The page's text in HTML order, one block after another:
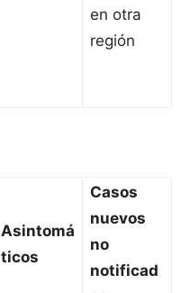
en otra
región
Asintomá
ticos
Casos
nuevos
no
notificad